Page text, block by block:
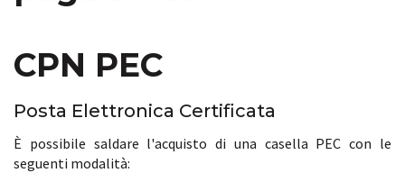
CPN PEC
Posta Elettronica Certificata
È possibile saldare l'acquisto di una casella PEC con le
seguenti modalità: